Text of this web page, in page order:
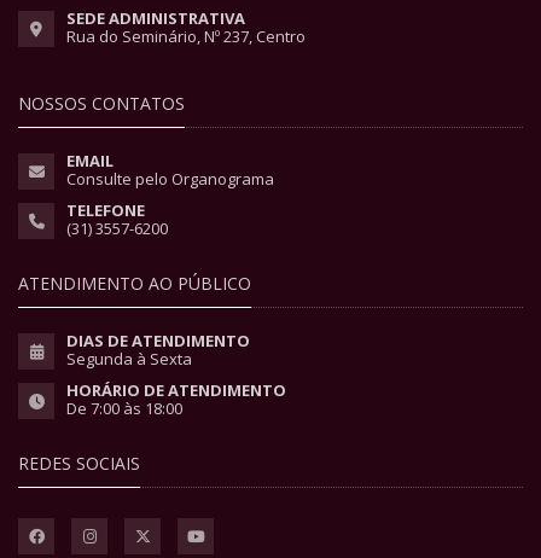
SEDE ADMINISTRATIVA
Rua do Seminário, Nº 237, Centro
NOSSOS CONTATOS
EMAIL
Consulte pelo Organograma
TELEFONE
(31) 3557-6200
ATENDIMENTO AO PÚBLICO
DIAS DE ATENDIMENTO
Segunda à Sexta
HORÁRIO DE ATENDIMENTO
De 7:00 às 18:00
REDES SOCIAIS